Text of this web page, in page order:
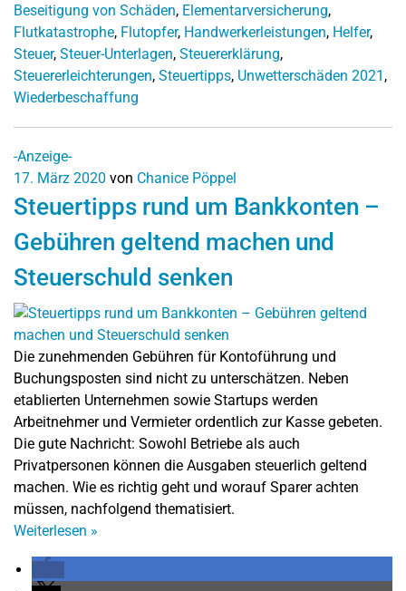
Beseitigung von Schäden, Elementarversicherung,
Flutkatastrophe, Flutopfer, Handwerkerleistungen, Helfer,
Steuer, Steuer-Unterlagen, Steuererklärung,
Steuererleichterungen, Steuertipps, Unwetterschäden 2021 ,
Wiederbeschaffung
-Anzeige-
17. März 2020 von Chanice Pöppel
Steuertipps rund um Bankkonten –
Gebühren geltend machen und
Steuerschuld senken
Die zunehmenden Gebühren für Kontoführung und
Buchungsposten sind nicht zu unterschätzen. Neben
etablierten Unternehmen sowie Startups werden
Arbeitnehmer und Vermieter ordentlich zur Kasse gebeten.
Die gute Nachricht: Sowohl Betriebe als auch
Privatpersonen können die Ausgaben steuerlich geltend
machen. Wie es richtig geht und worauf Sparer achten
müssen, nachfolgend thematisiert.
Weiterlesen »